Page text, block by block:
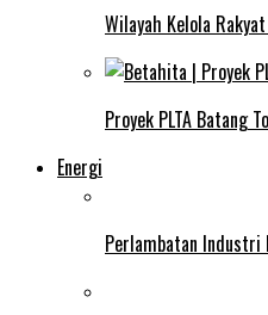
Wilayah Kelola
Proyek PLTA Batang
Energi
Perlambatan Industri